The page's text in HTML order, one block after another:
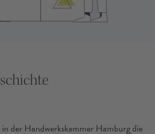
der Handwerkskammer Hamburg die